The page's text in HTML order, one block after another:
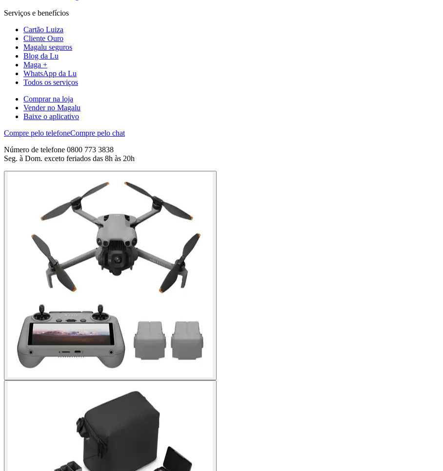
Serviços e benefícios
Cartão Luiza
Cliente Ouro
Magalu seguros
Blog da Lu
Maga +
WhatsApp da Lu
Todos os serviços
Comprar na loja
Vender no Magalu
Baixe o aplicativo
Compre pelo telefoneCompre pelo chat
Número de telefone 0800 773 3838
Seg. à Dom. exceto feriados das 8h às 20h